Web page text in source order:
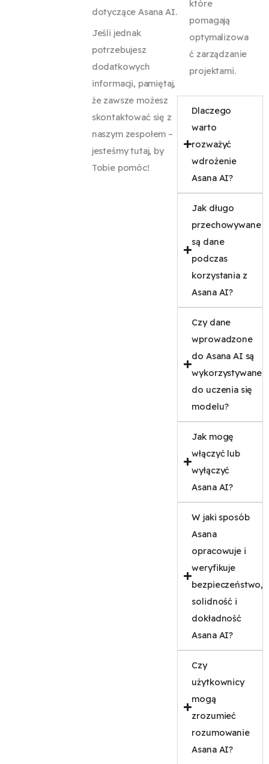
dotyczące Asana AI.
Jeśli jednak
potrzebujesz
dodatkowych
informacji, pamiętaj,
że zawsze możesz
skontaktować się z
naszym zespołem –
jesteśmy tutaj, by
Tobie pomóc!
które
pomagają
optymalizowa
ć zarządzanie
projektami.
Dlaczego
warto
rozważyć
wdrożenie
Asana AI?
Jak długo
przechowywane
są dane
podczas
korzystania z
Asana AI?
Czy dane
wprowadzone
do Asana AI są
wykorzystywane
do uczenia się
modelu?
Jak mogę
włączyć lub
wyłączyć
Asana AI?
W jaki sposób
Asana
opracowuje i
weryfikuje
bezpieczeństwo,
solidność i
dokładność
Asana AI?
Czy
użytkownicy
mogą
zrozumieć
rozumowanie
Asana AI?